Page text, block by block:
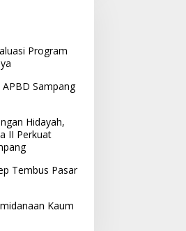
Program
Sampang
Hidayah,
II Perkuat
Tembus Pasar
Kaum